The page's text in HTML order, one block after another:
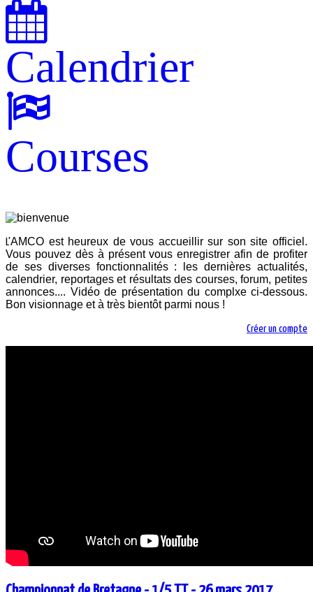
Calendrier
Courses
L'AMCO est heureux de vous accueillir sur son site officiel.
Vous pouvez dès à présent vous enregistrer afin de profiter
de ses diverses fonctionnalités : les dernières actualités,
calendrier, reportages et résultats des courses, forum, petites
annonces.... Vidéo de présentation du complxe ci-dessous.
Bon visionnage et à très bientôt parmi nous !
Créer un compte